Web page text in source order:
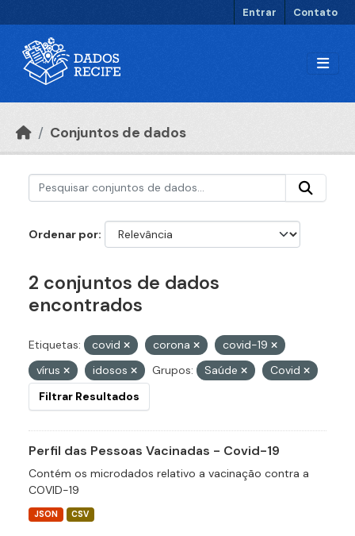
Entrar Contato
Conjuntos de dados
Ordenar por
2 conjuntos de dados
encontrados
Etiquetas: covid corona
covid-19
vírus
idosos Grupos: Saúde
Covid
Filtrar Resultados
Perfil das Pessoas Vacinadas - Covid-19
Contém os microdados relativo a vacinação contra a
COVID-19
JSON CSV